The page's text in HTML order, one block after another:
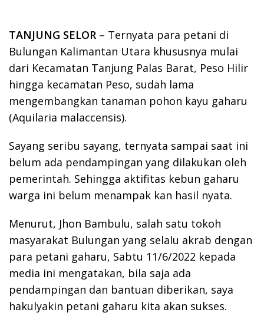
TANJUNG SELOR – Ternyata para petani di
Bulungan Kalimantan Utara khususnya mulai
dari Kecamatan Tanjung Palas Barat, Peso Hilir
hingga kecamatan Peso, sudah lama
mengembangkan tanaman pohon kayu gaharu
(Aquilaria malaccensis).
Sayang seribu sayang, ternyata sampai saat ini
belum ada pendampingan yang dilakukan oleh
pemerintah. Sehingga aktifitas kebun gaharu
warga ini belum menampak kan hasil nyata.
Menurut, Jhon Bambulu, salah satu tokoh
masyarakat Bulungan yang selalu akrab dengan
para petani gaharu, Sabtu 11/6/2022 kepada
media ini mengatakan, bila saja ada
pendampingan dan bantuan diberikan, saya
hakulyakin petani gaharu kita akan sukses.